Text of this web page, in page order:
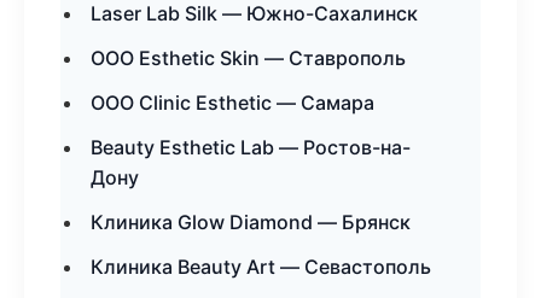
Laser Lab Silk — Южно-Сахалинск
ООО Esthetic Skin — Ставрополь
ООО Clinic Esthetic — Самара
Beauty Esthetic Lab — Ростов-на-
Дону
Клиника Glow Diamond — Брянск
Клиника Beauty Art — Севастополь